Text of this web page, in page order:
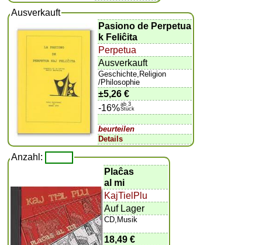
Ausverkauft
Pasiono de Perpetua
k Feliĉita
Perpetua
Ausverkauft
Geschichte,Religion
/Philosophie
±5,26 €
-16%ab 3
Stück
beurteilen
Details
Anzahl:
Plaĉas
al mi
KajTielPlu
Auf Lager
CD,Musik
18,49 €